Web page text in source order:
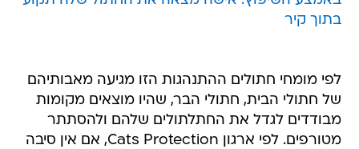
בתוך קיר
לפי מומחי חתולים ההתנהגות הזו מגיעה מאבותיהם
של חתולי הבית, חתולי הבר, שהיו מוצאים מקומות
מבודדים לגדל את החתלתולים שלהם ולהסתתר
מטורפים. לפי ארגון Cats Protection, אם אין סיבה